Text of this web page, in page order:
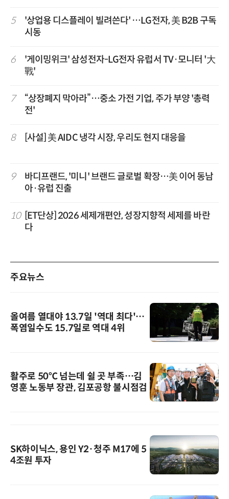
5
'상업용 디스플레이 빌려쓴다' …LG전자, 美 B2B 구독
시동
6
'게이밍위크' 삼성전자-LG전자 유럽서 TV·모니터 '大
戰'
7
“상장폐지 막아라”…중소 가전 기업, 주가 부양 '총력
전'
8 [사설] 美 AIDC 냉각 시장, 우리도 현지 대응을
9
바디프랜드, '미니' 브랜드 글로벌 확장…美 이어 동남
아·유럽 진출
10
[ET단상] 2026 세제개편안, 성장지향적 세제를 바란
다
주요뉴스
올여름 열대야 13.7일 '역대 최다'…
폭염일수도 15.7일로 역대 4위
활주로 50℃ 넘는데 쉴 곳 부족…김
영훈 노동부 장관, 김포공항 불시점검
SK하이닉스, 용인 Y2·청주 M17에 5
4조원 투자